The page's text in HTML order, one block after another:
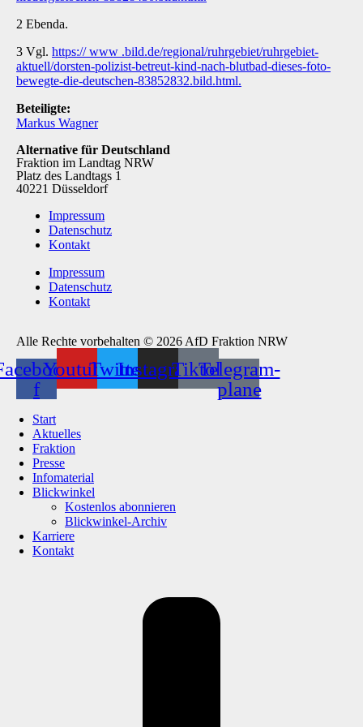
2 Ebenda.
3 Vgl. https:// www .bild.de/regional/ruhrgebiet/ruhrgebiet-
aktuell/dorsten-polizist-betreut-kind-nach-blutbad-dieses-foto-
bewegte-die-deutschen-83852832.bild.html.
Beteiligte:
Markus Wagner
Alternative für Deutschland
Fraktion im Landtag NRW
Platz des Landtags 1
40221 Düsseldorf
Impressum
Datenschutz
Kontakt
Impressum
Datenschutz
Kontakt
Alle Rechte vorbehalten © 2026 AfD Fraktion NRW
f
YoutubeTwitterInstagramTiktokTelegram-
plane
Start
Aktuelles
Fraktion
Presse
Infomaterial
Blickwinkel
Kostenlos abonnieren
Blickwinkel-Archiv
Karriere
Kontakt